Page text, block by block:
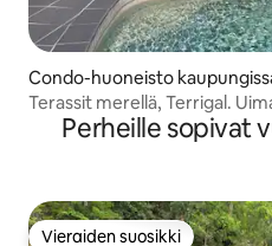
Condo-huoneisto
Terassit merellä, Terrigal.
Perheille sopivat
Vieraiden suosikki